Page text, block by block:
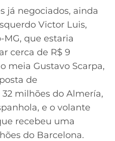
já negociados, ainda
Victor Luis,
que estaria
cerca de R$ 9
meia Gustavo Scarpa,
de
milhões do Almería,
e o volante
recebeu uma
do Barcelona.